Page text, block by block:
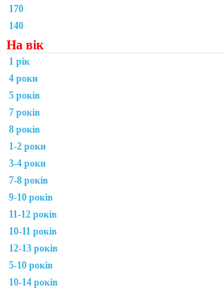
170
140
На вік
1 рік
4 роки
5 років
7 років
8 років
1-2 роки
3-4 роки
7-8 років
9-10 років
11-12 років
10-11 років
12-13 років
5-10 років
10-14 років